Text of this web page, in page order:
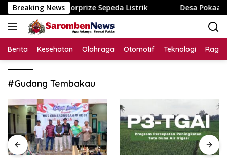
Langsung
ke
konten
Breaking News
Doorprize Sepeda Listrik Desa Pokaan
Berita Kesehatan Olahraga Otomotif Teknologi
#Gudang Tembakau